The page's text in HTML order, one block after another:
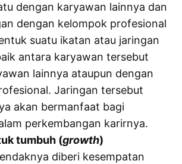
dengan karyawan lainnya dan
dengan kelompok profesional
suatu ikatan atau jaringan
antara karyawan tersebut
lainnya ataupun dengan
Jaringan tersebut
akan bermanfaat bagi
perkembangan karirnya.
tumbuh (growth)
diberi kesempatan